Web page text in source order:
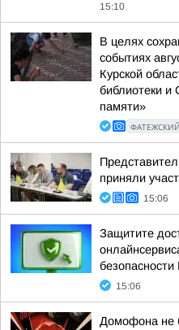
15:10
В целях
событиях
Курской
библиотеки
памяти»
ФАТЕЖСКИЙ
приняли
15:06
Защитите
15:06
Домофона не